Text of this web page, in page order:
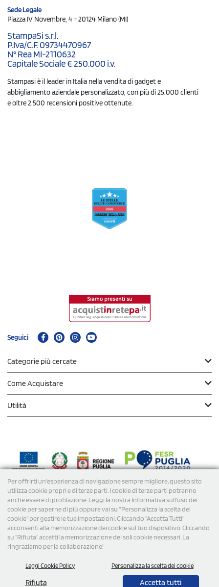
Per offrirti un'esperienza di navigazione sempre migliore, questo sito
utilizza cookie propri e di terze parti. I cookie di terze parti potranno
anche essere di profilazione. Leggi la nostra Informativa sull’uso dei
cookie per saperne di più oppure vai su “Personalizza la scelta dei
cookie” per gestire le tue impostazioni. Cliccando "Accetta Tutti"
acconsenti alla memorizzazione dei cookie sul tuo dispositivo. Cliccando
su "Rifiuta" accetti la memorizzazione dei soli cookie necessari. La
ringraziamo per la collaborazione!
Leggi Cookie Policy Personalizza la scelta dei cookie
Rifiuta Accetta tutti
Sede Legale
Piazza IV Novembre, 4 - 20124 Milano (MI)
StampaSi s.r.l.
P.Iva/C.F. 09734470967
N° Rea MI-2110632
Capitale Sociale € 250.000 i.v.
Stampasi è il leader in Italia nella vendita di gadget e
abbigliamento aziendale personalizzato, con più di 25.000 clienti
e oltre 2.500 recensioni positive ottenute.
Seguici
Categorie più cercate
Come Acquistare
Utilità
Modalità diPagamento
Spedizioni